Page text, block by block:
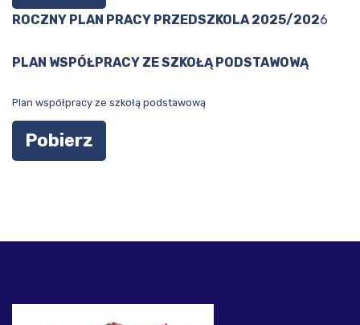
ROCZNY PLAN PRACY PRZEDSZKOLA 2025/2026
PLAN WSPÓŁPRACY ZE SZKOŁĄ PODSTAWOWĄ
Plan współpracy ze szkołą podstawową
Pobierz